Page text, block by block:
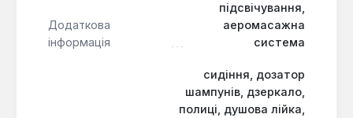
Додаткова
інформація
підсвічування,
аеромасажна
система
сидіння, дозатор
шампунів, дзеркало,
полиці, душова лійка,